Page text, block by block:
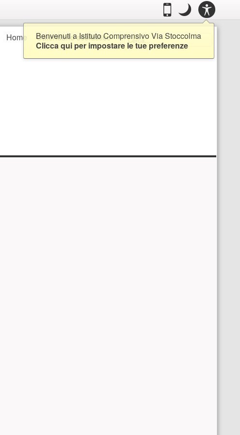
Casella
Mobile
.Passa alla modalità
Modo
Modo notte:
Benvenuti a Istituto Comprensivo Via Stoccolma
Clicca qui per impostare le tue preferenze
Home Calendario scolastico Ricerca
Cerca...